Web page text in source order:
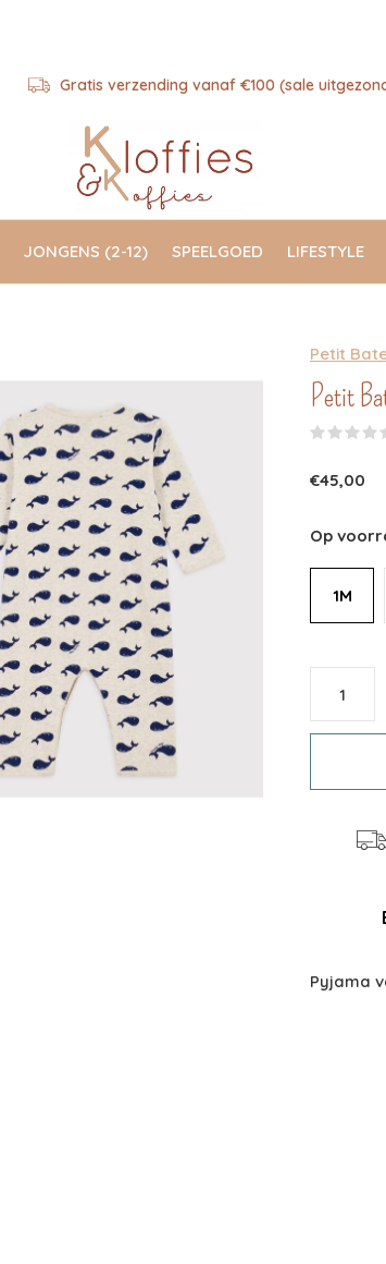
JONGENS (2-12) SPEELGOED LIFESTYLE
Gratis verzending vanaf €100 (sale
Petit
Petit
€45,00
Op
1M
Pyjama